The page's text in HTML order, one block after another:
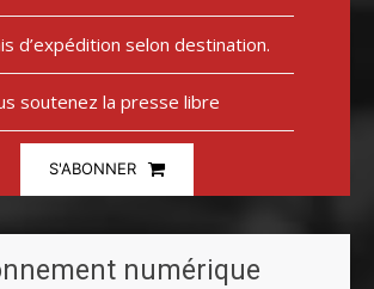
d’expédition selon destination.
soutenez la presse libre
S'ABONNER
numérique